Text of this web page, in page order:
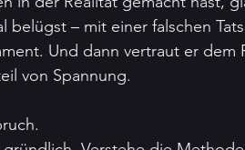
belügst – mit einer falschen
Und dann vertraut er dem
von Spannung.